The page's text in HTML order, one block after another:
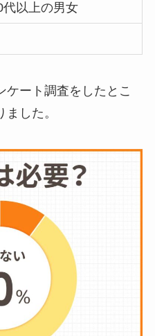
燥機や掃除機など
い？どうしてる？代
い？
ウォーターテーブル
し手作り
ってよかった？
オイルポットはいる
いらない？やめた人
は？代用品
代以上の男女
ケート調査をしたとこ
した。